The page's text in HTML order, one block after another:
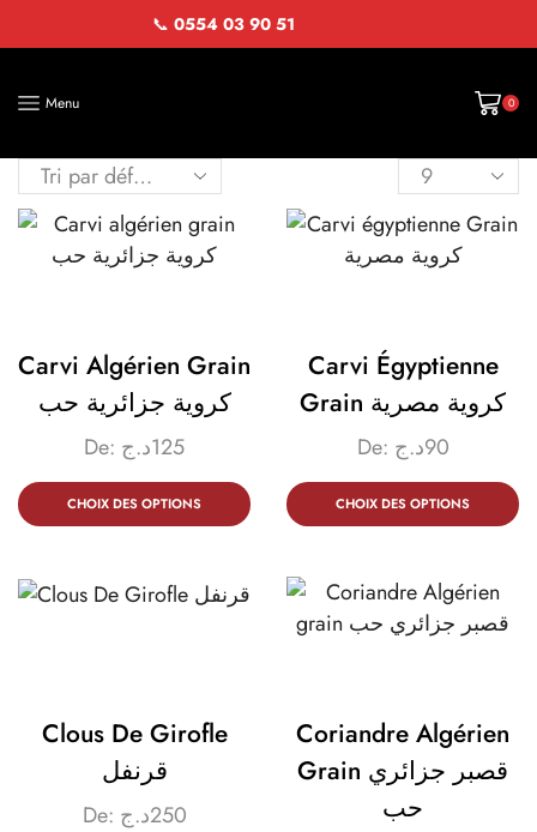
📞 0554 03 90 51
Menu 0
Carvi Algérien Grain
كروية جزائرية حب
De: 125د.ج
CHOIX DES OPTIONS
Carvi Égyptienne
Grain كروية مصرية
De: 90د.ج
CHOIX DES OPTIONS
Clous De Girofle
قرنفل
De: 250د.ج
Coriandre Algérien
Grain قصبر جزائري
حب